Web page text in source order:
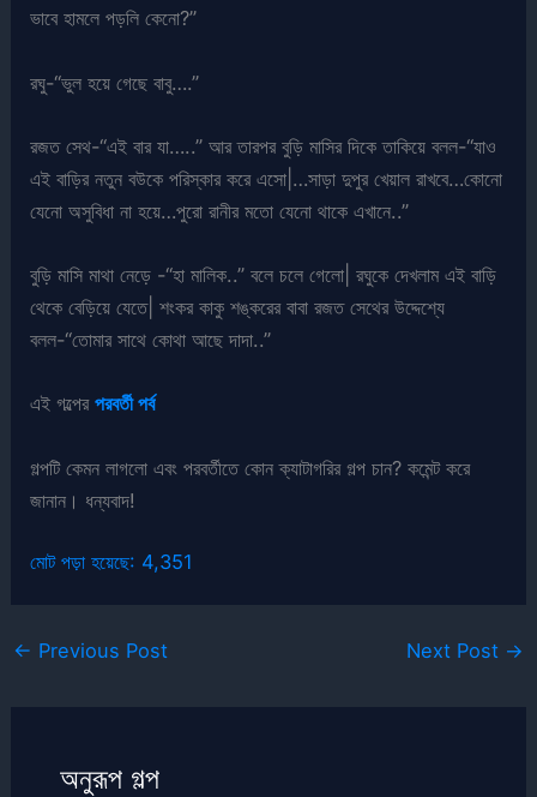
ভাবে হামলে পড়লি কেনো?”
রঘু-“ভুল হয়ে গেছে বাবু….”
রজত সেথ-“এই বার যা…..” আর তারপর বুড়ি মাসির দিকে তাকিয়ে বলল-“যাও
এই বাড়ির নতুন বউকে পরিস্কার করে এসো|…সাড়া দুপুর খেয়াল রাখবে…কোনো
যেনো অসুবিধা না হয়ে…পুরো রানীর মতো যেনো থাকে এখানে..”
বুড়ি মাসি মাথা নেড়ে -“হা মালিক..” বলে চলে গেলো| রঘুকে দেখলাম এই বাড়ি
থেকে বেড়িয়ে যেতে| শংকর কাকু শঙ্করের বাবা রজত সেথের উদ্দেশ্যে
বলল-“তোমার সাথে কোথা আছে দাদা..”
এই গল্পেরপরবর্তী পর্ব
গল্পটি কেমন লাগলো এবং পরবর্তীতে কোন ক্যাটাগরির গল্প চান? কমেন্ট করে
জানান। ধন্যবাদ!
মোট পড়া হয়েছে: 4,351
← Previous Post Next Post →
অনুরূপ গল্প